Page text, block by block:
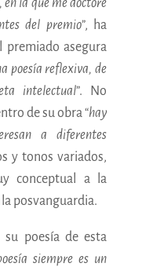
la que me doctoré
del premio”, ha
premiado asegura
poesía reflexiva, de
intelectual”. No
de su obra “hay
a diferentes
y tonos variados,
conceptual a la
posvanguardia.
su poesía de esta
siempre es un